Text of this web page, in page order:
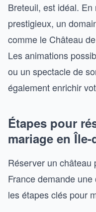
Breteuil, est idéal.
prestigieux, un
comme le Château
Les animations
ou un spectacle de
également enrichir
Étapes pour
mariage en Île-
Réserver un château
France demande
les étapes clés pour